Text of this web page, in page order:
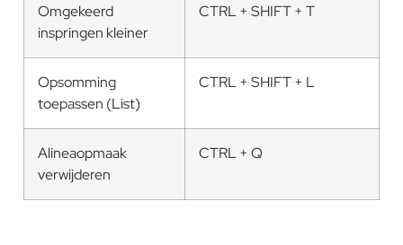
Omgekeerd
inspringen kleiner
CTRL + SHIFT + T
Opsomming
toepassen (List)
CTRL + SHIFT + L
Alineaopmaak
verwijderen
CTRL + Q